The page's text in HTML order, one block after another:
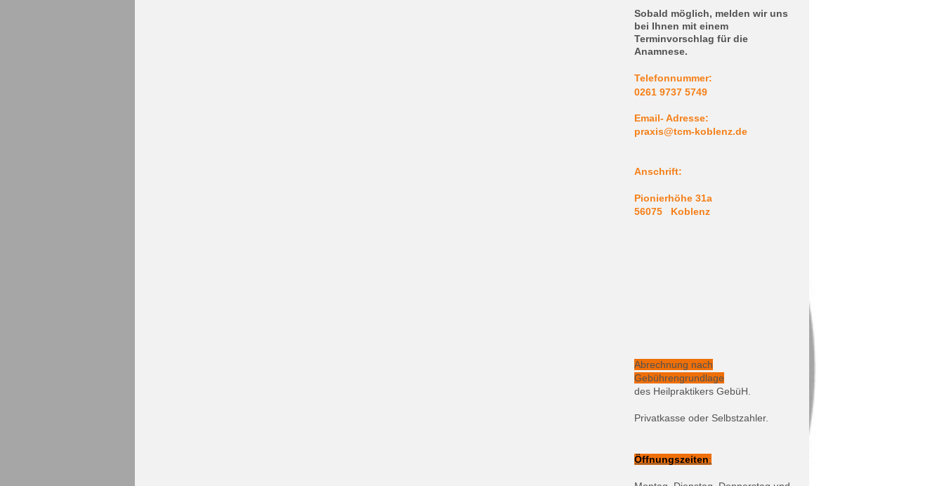
Sobald möglich, melden wir uns
bei Ihnen mit einem
Terminvorschlag für die
Anamnese.
Telefonnummer:
0261 9737 5749
Email- Adresse:
praxis@tcm-koblenz.de
Anschrift:
Pionierhöhe 31a
56075 Koblenz
Abrechnung nach
Gebührengrundlage
des Heilpraktikers GebüH.
Privatkasse oder Selbstzahler.
Öffnungszeiten: